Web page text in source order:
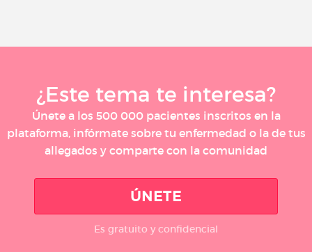
¿Este tema te interesa?
Únete a los 500 000 pacientes inscritos en la
plataforma, infórmate sobre tu enfermedad o la de tus
allegados y comparte con la comunidad
ÚNETE
Es gratuito y confidencial